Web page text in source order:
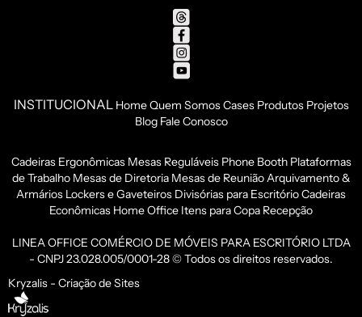
INSTITUCIONAL HomeQuem SomosCases Produtos Projetos
Blog Fale Conosco
Cadeiras Ergonômicas Mesas Reguláveis Phone Booth Plataformas
de Trabalho Mesas de Diretoria Mesas de ReuniãoArquivamento &
Armários Lockers e Gaveteiros Divisórias para EscritórioCadeiras
Econômicas Home Office Itens para Copa Recepção
LINEA OFFICE COMÉRCIO DE MÓVEIS PARA ESCRITÓRIO LTDA
- CNPJ 23.028.005/0001-28 © Todos os direitos reservados.
Kryzalis - Criação de Sites